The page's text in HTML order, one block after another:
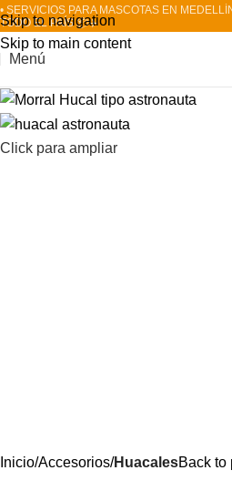
Skip to navigation
Skip to main content
• SERVICIOS PARA MASCOTAS EN
TODO EL PAÍS 📦✈️
Menú
HOT
Click para ampliar
Inicio Accesorios HuacalesBack to